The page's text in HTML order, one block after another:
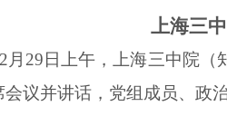
上海三
月29日上午，上海三中院
议并讲话，党组成员、政